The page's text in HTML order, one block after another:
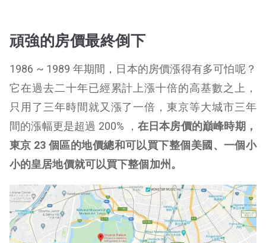
頑強的房價最終倒下
1986 ~ 1989 年期間，日本的房價漲得有多可怕呢？
它在過去二十年已經累計上漲十倍的高基數之上，
只用了三年時間就又漲了一倍，東京等大城市三年
間的漲幅更是超過 200% ， 在日本房價的巔峰時期，
東京 23 個區的地價總和可以買下整個美國、一個小
小的皇居地價就可以買下整個加州。